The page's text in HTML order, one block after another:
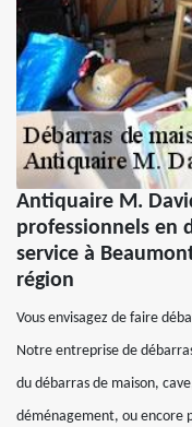
Antiquaire M.
professionnels en
service à
région
Vous envisagez de faire
Notre entreprise de
du débarras de maison,
déménagement, ou encore